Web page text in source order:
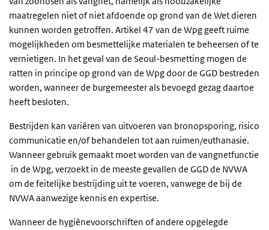
maatregelen niet of niet afdoende op grond van de Wet dieren
kunnen worden getroffen. Artikel 47 van de Wpg geeft ruime
mogelijkheden om besmettelijke materialen te beheersen of te
vernietigen. In het geval van de Seoul-besmetting mogen de
ratten in principe op grond van de Wpg door de GGD bestreden
worden, wanneer de burgemeester als bevoegd gezag daartoe
heeft besloten.
Bestrijden kan variëren van uitvoeren van bronopsporing, risico
communicatie en/of behandelen tot aan ruimen/euthanasie.
Wanneer gebruik gemaakt moet worden van de vangnetfunctie
in de Wpg, verzoekt in de meeste gevallen de GGD de NVWA
om de feitelijke bestrijding uit te voeren, vanwege de bij de
NVWA aanwezige kennis en expertise.
Wanneer de hygiënevoorschriften of andere opgelegde